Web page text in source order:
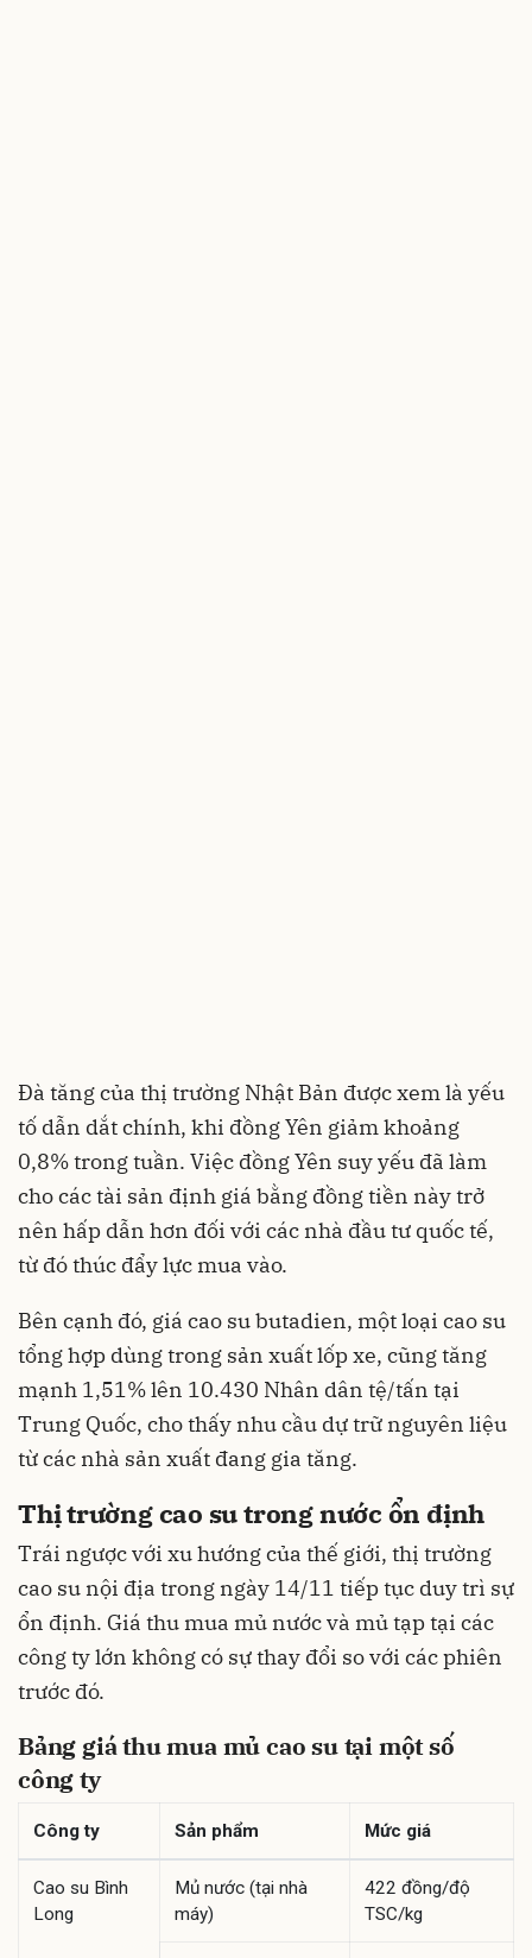
Đà tăng của thị trường Nhật Bản được xem là yếu
tố dẫn dắt chính, khi đồng Yên giảm khoảng
0,8% trong tuần. Việc đồng Yên suy yếu đã làm
cho các tài sản định giá bằng đồng tiền này trở
nên hấp dẫn hơn đối với các nhà đầu tư quốc tế,
từ đó thúc đẩy lực mua vào.
Bên cạnh đó, giá cao su butadien, một loại cao su
tổng hợp dùng trong sản xuất lốp xe, cũng tăng
mạnh 1,51% lên 10.430 Nhân dân tệ/tấn tại
Trung Quốc, cho thấy nhu cầu dự trữ nguyên liệu
từ các nhà sản xuất đang gia tăng.
Thị trường cao su trong nước ổn định
Trái ngược với xu hướng của thế giới, thị trường
cao su nội địa trong ngày 14/11 tiếp tục duy trì sự
ổn định. Giá thu mua mủ nước và mủ tạp tại các
công ty lớn không có sự thay đổi so với các phiên
trước đó.
Bảng giá thu mua mủ cao su tại một số
công ty
Công ty Sản phẩm Mức giá
Cao su Bình
Long
Mủ nước (tại nhà
máy)
422 đồng/độ
TSC/kg